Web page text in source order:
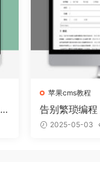
苹果cms教程
告别繁琐编程
轻松搭建个性
2025-05-03